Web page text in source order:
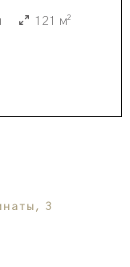
121 м²
3